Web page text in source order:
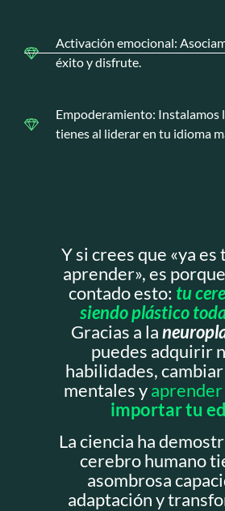
Activación emocional:
éxito y disfrute.
Empoderamiento: Instalamos
tienes al liderar en tu idioma
Y si crees que «ya es
aprender», es
contado esto: tu
siendo plástico
Gracias a la
puedes adquirir
habilidades,
mentales y
importar tu
La ciencia ha
cerebro humano
asombrosa
adaptación y